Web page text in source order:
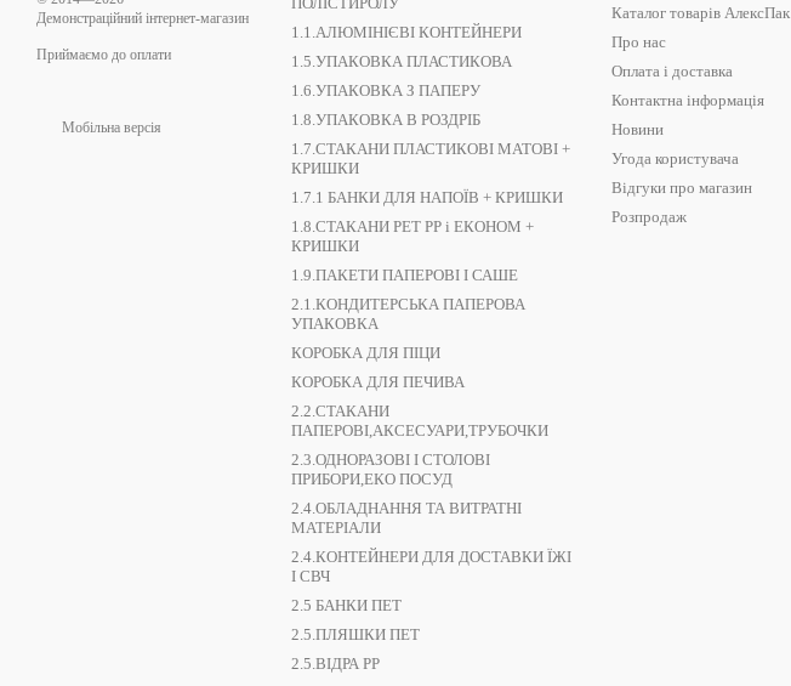
Демонстраційний інтернет-магазин
Приймаємо до оплати
Мобільна версія
1.1.АЛЮМІНІЄВІ КОНТЕЙНЕРИ
1.5.УПАКОВКА ПЛАСТИКОВА
1.6.УПАКОВКА З ПАПЕРУ
1.8.УПАКОВКА В РОЗДРІБ
1.7.СТАКАНИ ПЛАСТИКОВІ МАТОВІ +
КРИШКИ
1.7.1 БАНКИ ДЛЯ НАПОЇВ + КРИШКИ
1.8.СТАКАНИ РЕТ РР і ЕКОНОМ +
КРИШКИ
1.9.ПАКЕТИ ПАПЕРОВІ І САШЕ
2.1.КОНДИТЕРСЬКА ПАПЕРОВА
УПАКОВКА
КОРОБКА ДЛЯ ПІЦИ
КОРОБКА ДЛЯ ПЕЧИВА
2.2.СТАКАНИ
ПАПЕРОВІ,АКСЕСУАРИ,ТРУБОЧКИ
2.3.ОДНОРАЗОВІ І СТОЛОВІ
ПРИБОРИ,ЕКО ПОСУД
2.4.ОБЛАДНАННЯ ТА ВИТРАТНІ
МАТЕРІАЛИ
2.4.КОНТЕЙНЕРИ ДЛЯ ДОСТАВКИ ЇЖІ
І СВЧ
2.5 БАНКИ ПЕТ
2.5.ПЛЯШКИ ПЕТ
2.5.ВІДРА РР
Каталог товарів АлексПак
Про нас
Оплата і доставка
Контактна інформація
Новини
Угода користувача
Відгуки про магазин
Розпродаж